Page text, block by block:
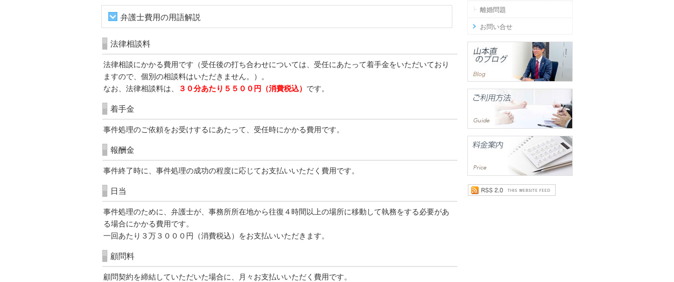
離婚問題
お問い合せ
弁護士費用の用語解説
法律相談料
法律相談にかかる費用です（受任後の打ち合わせについては、受任にあたって着手金をいただいており
ますので、個別の相談料はいただきません。）。
なお、法律相談料は、
３０分あたり５５ ００円（消費税込） です。
着手金
事件処理のご依頼をお受けするにあたって、受任時にかかる費用です。
報酬金
事件終了時に、事件処理の成功の程度に応じてお支払いいただく費用です。
日当
事件処理のために、弁護士が、事務所所在地から往復４時間以上の場所に移動して執務をする必要があ
る場合にかかる費用です。
一回あたり３万３０００円（消費税込）をお支払いいただきます。
顧問料
顧問契約を締結していただいた場合に、月々お支払いいただく費用です。